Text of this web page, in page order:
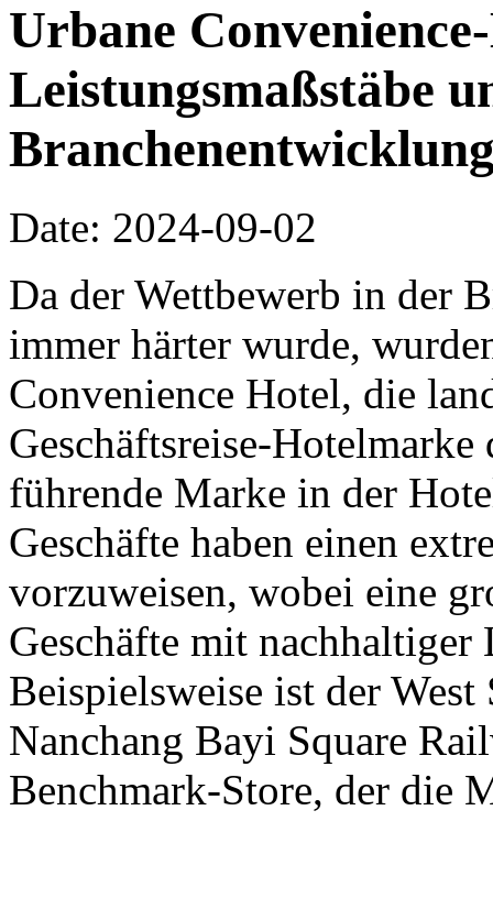
Urbane
Leistungsmaßstäbe
Date: 2024-09-02
Da der Wettbewerb in der
immer härter wurde,
Convenience Hotel, die
Geschäftsreise-
führende Marke in der
Geschäfte haben einen
vorzuweisen, wobei eine
Geschäfte mit nachhaltiger
Beispielsweise ist der
Nanchang Bayi Square
Benchmark-Store, der die